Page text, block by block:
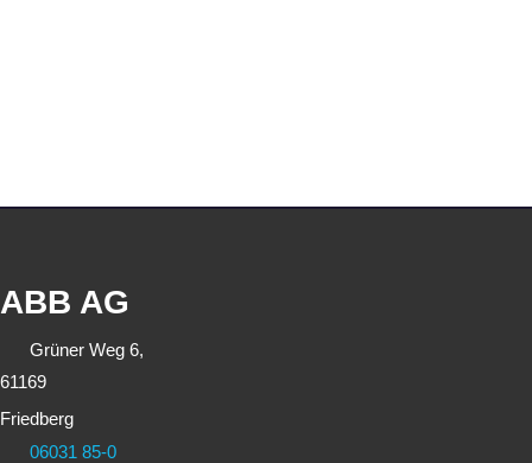
ABB AG
Grüner Weg 6,
61169
Friedberg
06031 85-0